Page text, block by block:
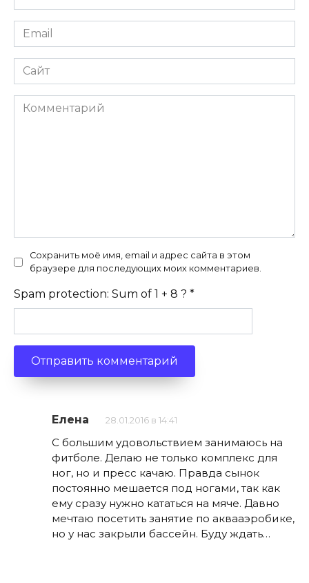
*
Email
*
Сайт
Комментарий
Сохранить моё имя, email и адрес сайта в этом
браузере для последующих моих комментариев.
Spam protection: Sum of 1 + 8 ? *
Елена 28.01.2016 в 14:41
С большим удовольствием занимаюсь на
фитболе. Делаю не только комплекс для
ног, но и пресс качаю. Правда сынок
постоянно мешается под ногами, так как
ему сразу нужно кататься на мяче. Давно
мечтаю посетить занятие по аквааэробике,
но у нас закрыли бассейн. Буду ждать…